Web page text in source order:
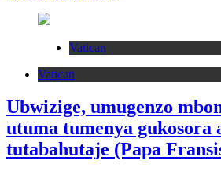
Vatican
Vatican
Ubwizige, umugenzo
utuma tumenya gukosora
tutabahutaje (Papa